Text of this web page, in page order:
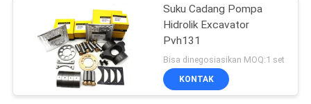
Suku Cadang Pompa
Hidrolik Excavator
Pvh131
Bisa dinegosiasikan MOQ:1 set
KONTAK